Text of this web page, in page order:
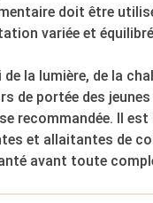
doit être
variée et
de la lumière, de la
de portée des
recommandée. Il
et allaitantes de
avant toute